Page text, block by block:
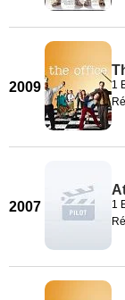
2009 1
2007 1